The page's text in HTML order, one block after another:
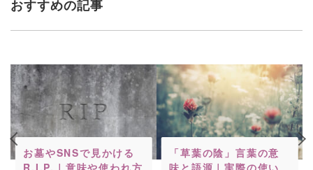
おすすめの記事
お墓やSNSで見かける
R.I.P.｜意味や使われ方
「草葉の陰」言葉の意
味と語源｜実際の使い